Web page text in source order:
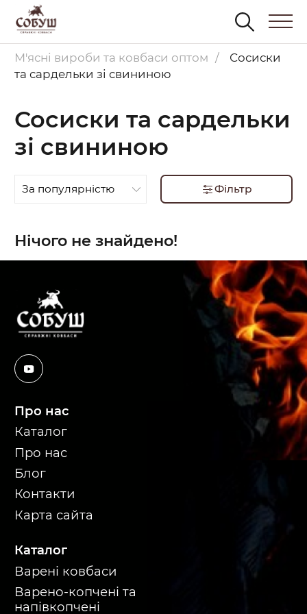
М'ясні вироби та ковбаси оптом
Сосиски
та сардельки зі свининою
Сосиски та сардельки
зі свининою
За популярністю Фільтр
Нічого не знайдено!
Про нас
Каталог
Про нас
Блог
Контакти
Карта сайта
Каталог
Варені ковбаси
Варено-копчені та
напівкопчені